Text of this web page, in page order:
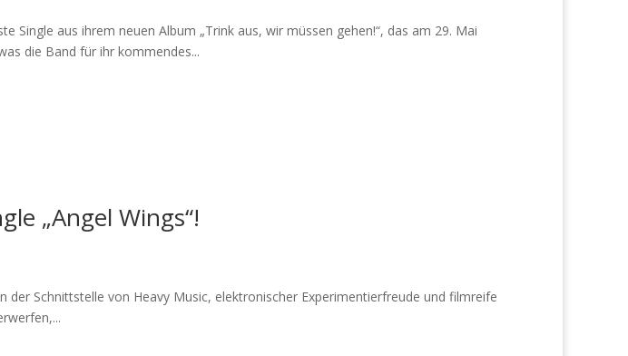
aus ihrem neuen Album „Trink aus, wir müssen gehen!“, das am 29. Mai
die Band für ihr kommendes...
„Angel Wings“!
Schnittstelle von Heavy Music, elektronischer Experimentierfreude und filmreife